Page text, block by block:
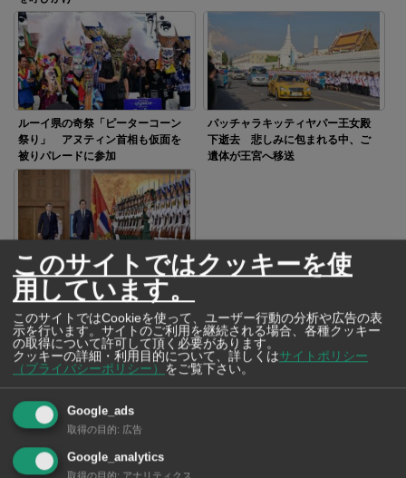
ルーイ県の奇祭「ピーターコーン
祭り」 アヌティン首相も仮面を
被りパレードに参加
パッチャラキッティヤパー王女殿
下逝去 悲しみに包まれる中、ご
遺体が王宮へ移送
アヌティン首相がベトナム訪問
経済や安全保障の協力関係を強化
SNSで毎日ニュースを配信中！
このサイトではクッキーを使
用しています。
このサイトではCookieを使って、ユーザー行動の分析や広告の表
示を行います。サイトのご利用を継続される場合、各種クッキー
の取得について許可して頂く必要があります。
クッキーの詳細・利用目的について、詳しくはサイトポリシー
（プライバシーポリシー）
をご覧下さい。
Google_ads
取得の目的: 広告
Google_analytics
取得の目的: アナリティクス